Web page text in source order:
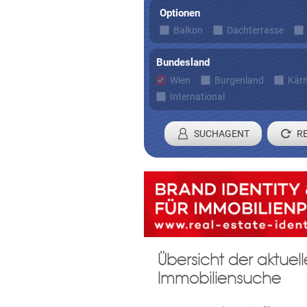
Optionen
Balkon Dachterrasse
Bundesland
Wien Burgenland
International
SUCHAGENT
Registrieren
Damit wir ihre Anfrage
Übersicht der
Immobiliensuche